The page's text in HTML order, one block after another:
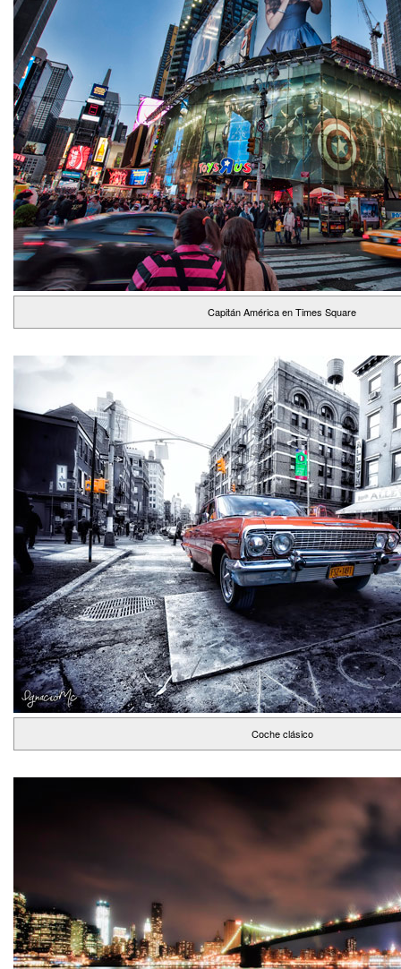
Capitán América en Times Square
Coche clásico